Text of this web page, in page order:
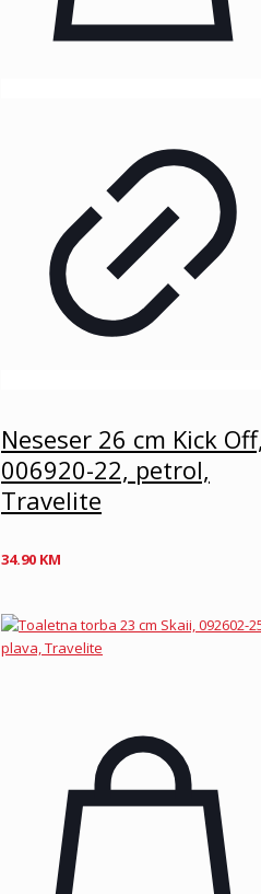
Neseser 26 cm Kick
006920-22, petrol,
Travelite
34.90 KM